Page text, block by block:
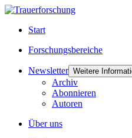
Start
Forschungsbereiche
Newsletter Weitere
Archiv
Abonnieren
Autoren
Über uns